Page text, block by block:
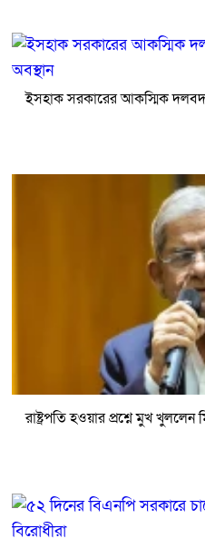
ইসহাক সরকারের আকস্মিক
রাষ্ট্রপতি হওয়ার প্রশ্নে মুখ